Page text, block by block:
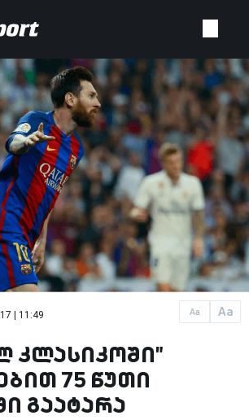
Aa Aa
| 11:49
კლასიკოში"
75 წუთი
გაატარა